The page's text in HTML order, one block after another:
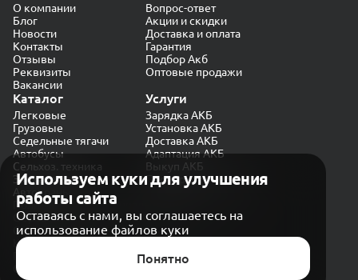
Используем куки для улучшения
работы сайта
Оставаясь с нами, вы соглашаетесь на
использование файлов куки
Понятно
О компании
Блог
Новости
Контакты
Отзывы
Реквизиты
Вакансии
Вопрос-ответ
Акции и скидки
Доставка и оплата
Гарантия
Подбор Акб
Оптовые продажи
Каталог
Легковые
Грузовые
Седельные тягачи
Автобусы
Сельхоз. техника
Экскаваторы
Автокраны
Услуги
Зарядка АКБ
Установка АКБ
Доставка АКБ
Адаптация АКБ
Выкуп АКБ
Проверка генератора
Политика конфиденциальности
Обработка персональных данных
Согласие на обработку в «Яндекс.Метрика»
Карта сайта
© CARAKB 2026. Все права защищены